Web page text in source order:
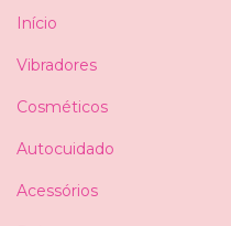
Início
Vibradores
Cosméticos
Autocuidado
Acessórios